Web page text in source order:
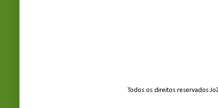
Todos os direitos reservados